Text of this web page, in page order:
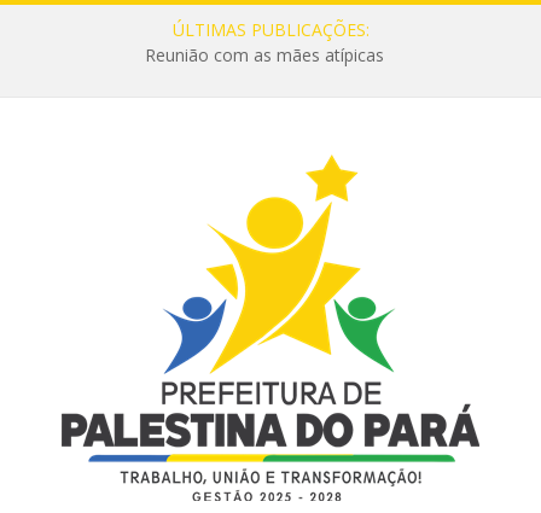
ÚLTIMAS PUBLICAÇÕES:
Reunião com as mães atípicas